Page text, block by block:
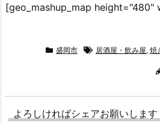
[geo_mashup_map height="480"
盛岡市 居酒屋・飲み屋, 焼
よろしければシェアお願いします